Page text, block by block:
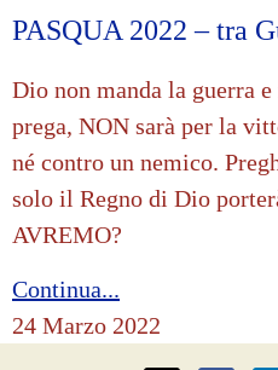
PASQUA 2022 – tra
Dio non manda la guerra
prega, NON sarà per la
né contro un nemico.
solo il Regno di Dio
AVREMO?
Continua...
24 Marzo 2022